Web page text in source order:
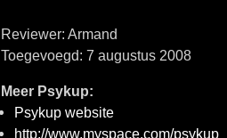
Reviewer: Armand
Toegevoegd: 7 augustus 2008
Meer Psykup:
Psykup website
http://www.myspace.com/psykup